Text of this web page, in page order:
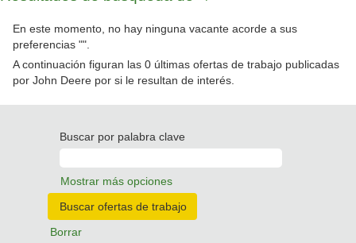
En este momento, no hay ninguna vacante acorde a sus
preferencias "".
A continuación figuran las 0 últimas ofertas de trabajo publicadas
por John Deere por si le resultan de interés.
Buscar por palabra clave
Mostrar más opciones
Borrar